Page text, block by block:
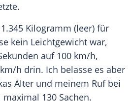
Kilogramm (leer) für
kein Leichtgewicht war,
auf 100 km/h,
h drin. Ich belasse es aber
Alter und meinem Ruf bei
maximal 130 Sachen.